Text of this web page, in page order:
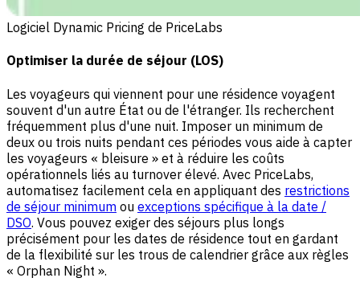
Logiciel Dynamic Pricing de PriceLabs
Optimiser la durée de séjour (LOS)
Les voyageurs qui viennent pour une résidence voyagent
souvent d'un autre État ou de l'étranger. Ils recherchent
fréquemment plus d'une nuit. Imposer un minimum de
deux ou trois nuits pendant ces périodes vous aide à capter
les voyageurs « bleisure » et à réduire les coûts
opérationnels liés au turnover élevé. Avec PriceLabs,
automatisez facilement cela en appliquant des restrictions
de séjour minimum ou exceptions spécifique à la date /
DSO. Vous pouvez exiger des séjours plus longs
précisément pour les dates de résidence tout en gardant
de la flexibilité sur les trous de calendrier grâce aux règles
« Orphan Night ».